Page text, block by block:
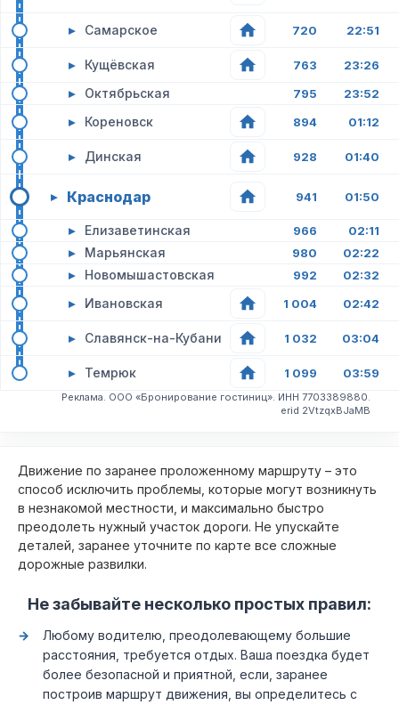
▸ Самарское 720 22:51
▸ Кущёвская 763 23:26
▸ Октябрьская 795 23:52
▸ Кореновск 894 01:12
▸ Динская 928 01:40
▸ Краснодар 941 01:50
▸ Елизаветинская 966 02:11
▸ Марьянская 980 02:22
▸ Новомышастовская 992 02:32
▸ Ивановская 1 004 02:42
▸ Славянск-на-Кубани 1 032 03:04
▸ Темрюк 1 099 03:59
Реклама. ООО «Бронирование гостиниц». ИНН 7703389880.
erid 2VtzqxBJaMB
Движение по заранее проложенному маршруту – это
способ исключить проблемы, которые могут возникнуть
в незнакомой местности, и максимально быстро
преодолеть нужный участок дороги. Не упускайте
деталей, заранее уточните по карте все сложные
дорожные развилки.
Не забывайте несколько простых правил:
Любому водителю, преодолевающему большие
расстояния, требуется отдых. Ваша поездка будет
более безопасной и приятной, если, заранее
построив маршрут движения, вы определитесь с